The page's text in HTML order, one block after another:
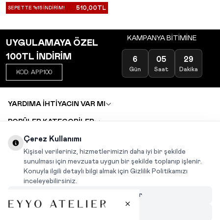
SEPETTE %15 İNDİRİM! 510,00TL
UYGULAMAYA ÖZEL
100TL İNDİRİM
KOD: APP100
KAMPANYA BİTİMİNE
6
Gün
05
Saat
29
Dakika
YARDIMA İHTİYACIN VAR MI
POPÜLER KATEGORİLER
DEĞİŞİM VE İADE TALEBİ
KARIYER
INSTAGRAM
Çerez Kullanımı
Kişisel verileriniz, hizmetlerimizin daha iyi bir şekilde
sunulması için mevzuata uygun bir şekilde toplanıp işlenir.
Konuyla ilgili detaylı bilgi almak için Gizlilik Politikamızı
inceleyebilirsiniz.
Çerezleri Özelleştir